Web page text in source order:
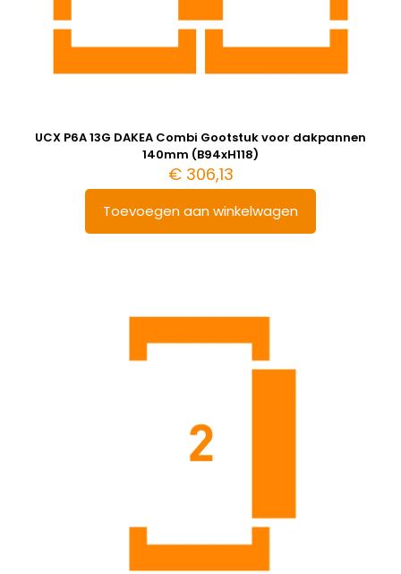
UCX P6A 13G DAKEA Combi Gootstuk voor dakpannen
140mm (B94xH118)
€306,13
Toevoegen aan winkelwagen